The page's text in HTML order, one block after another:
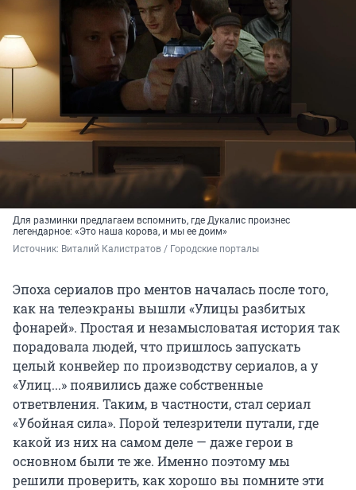
Для разминки предлагаем вспомнить, где Дукалис произнес
легендарное: «Это наша корова, и мы ее доим»
Источник: Виталий Калистратов / Городские порталы
Эпоха сериалов про ментов началась после того,
как на телеэкраны вышли «Улицы разбитых
фонарей». Простая и незамысловатая история так
порадовала людей, что пришлось запускать
целый конвейер по производству сериалов, а у
«Улиц...» появились даже собственные
ответвления. Таким, в частности, стал сериал
«Убойная сила». Порой телезрители путали, где
какой из них на самом деле — даже герои в
основном были те же. Именно поэтому мы
решили проверить, как хорошо вы помните эти